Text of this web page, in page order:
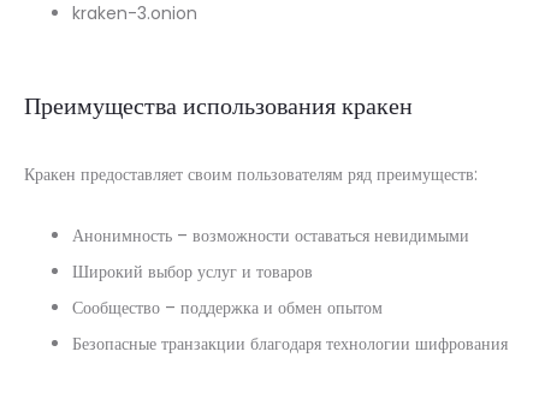
kraken-3.onion
Преимущества использования кракен
Кракен предоставляет своим пользователям ряд преимуществ:
Анонимность – возможности оставаться невидимыми
Широкий выбор услуг и товаров
Сообщество – поддержка и обмен опытом
Безопасные транзакции благодаря технологии шифрования